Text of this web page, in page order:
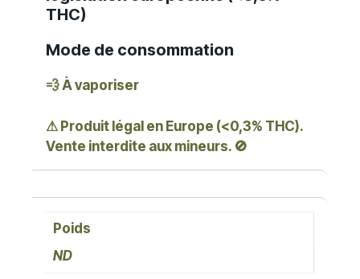
THC)
Mode de consommation
💨 À vaporiser
⚠ Produit légal en Europe (<0,3% THC).
Vente interdite aux mineurs. 🚫
Poids
ND